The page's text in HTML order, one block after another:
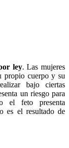
ley. Las mujeres
propio cuerpo y su
bajo ciertas
un riesgo para
feto presenta
es el resultado de